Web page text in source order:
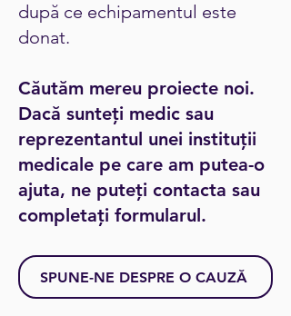
după ce echipamentul este
donat.
Căutăm mereu proiecte noi.
Dacă sunteți medic sau
reprezentantul unei instituții
medicale pe care am putea-o
ajuta, ne puteți contacta sau
completați formularul.
SPUNE-NE DESPRE O CAUZĂ